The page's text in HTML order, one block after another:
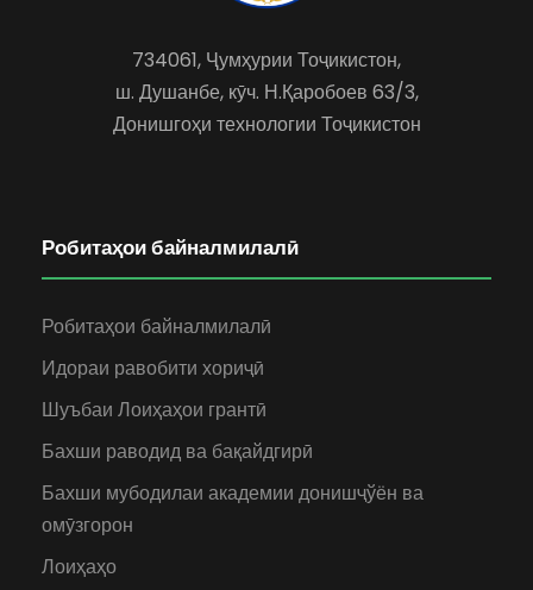
734061, Ҷумҳурии Тоҷикистон,
ш. Душанбе, кӯч. Н.Қаробоев 63/3,
Донишгоҳи технологии Тоҷикистон
Робитаҳои байналмилалӣ
Робитаҳои байналмилалӣ
Идораи равобити хориҷӣ
Шуъбаи Лоиҳаҳои грантӣ
Бахши раводид ва бақайдгирӣ
Бахши мубодилаи академии донишҷўён ва
омӯзгорон
Лоиҳаҳо